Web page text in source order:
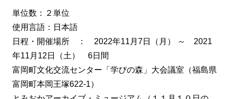
単位数：２単位
使用言語：日本語
日程・開催場所 ： 2022年11月7日（月） ～ 2021
年11月12日（土） 6日間
富岡町文化交流センター「学びの森」大会議室（福島県
富岡町本岡王塚622-1）